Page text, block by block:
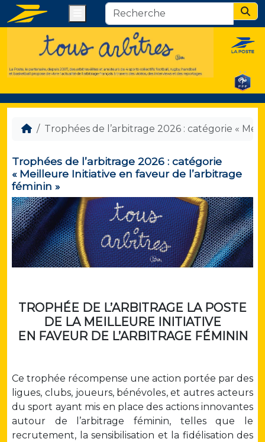
Trophées de l’arbitrage 2026 : catégorie «
Trophées de l’arbitrage 2026 : catégorie
« Meilleure Initiative en faveur de l’arbitrage
féminin »
TROPHÉE DE L’ARBITRAGE LA POSTE
DE LA MEILLEURE INITIATIVE
EN FAVEUR DE L’ARBITRAGE FÉMININ
Ce trophée récompense une action portée par des
ligues, clubs, joueurs, bénévoles, et autres acteurs
du sport ayant mis en place des actions innovantes
autour de l’arbitrage féminin, telles que le
recrutement, la sensibilisation et la fidélisation des